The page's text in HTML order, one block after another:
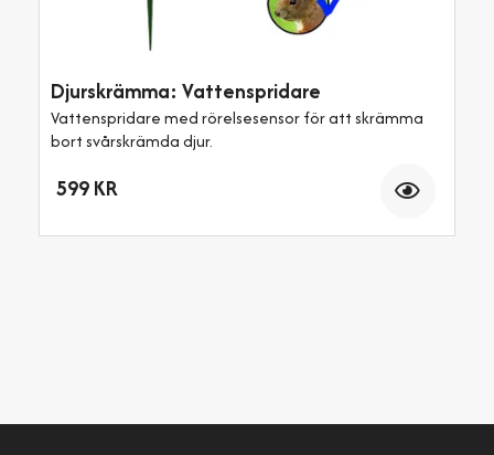
Djurskrämma: Vattenspridare
Vattenspridare med rörelsesensor för att skrämma
bort svårskrämda djur.
599 KR